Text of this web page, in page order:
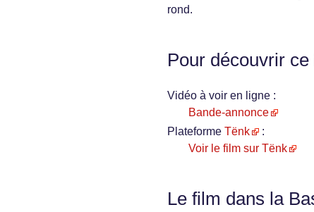
rond.
Pour découvrir ce
Vidéo à voir en ligne :
Bande-annonce
Plateforme Tënk
:
Voir le film sur Tënk
Le film dans la